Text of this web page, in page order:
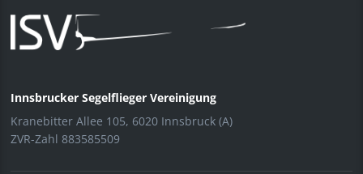
Innsbrucker Segelflieger Vereinigung
Kranebitter Allee 105, 6020 Innsbruck (A)
ZVR-Zahl 883585509